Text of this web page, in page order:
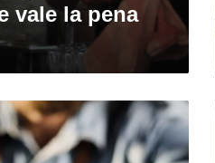
vale la pena